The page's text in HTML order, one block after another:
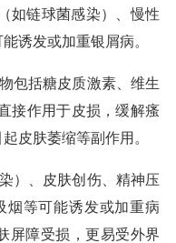
如链球菌感染）、慢性
诱发或加重银屑病。
包括糖皮质激素、维生
接作用于皮损，缓解瘙
皮肤萎缩等副作用。
）、皮肤创伤、精神压
烟等可能诱发或加重病
屏障受损，更易受外界